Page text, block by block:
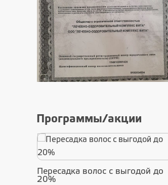
Программы/акции
Пересадка волос с выгодой до
20%